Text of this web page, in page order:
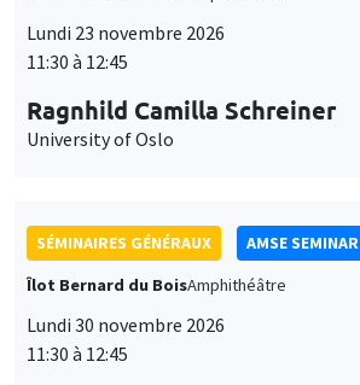
Lundi 23 novembre 2026
11:30 à 12:45
Ragnhild Camilla Schreiner
University of Oslo
SÉMINAIRES GÉNÉRAUX
AMSE SEMINAR
Îlot Bernard du BoisAmphithéâtre
Lundi 30 novembre 2026
11:30 à 12:45